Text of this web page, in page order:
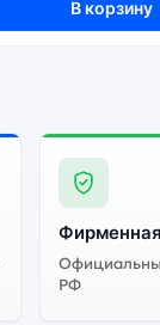
В корзину
РФ